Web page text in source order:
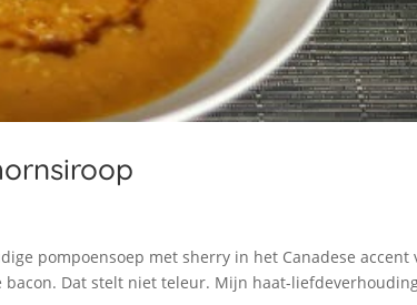
pompoensoep met sherry in het Canadese accent
Dat stelt niet teleur. Mijn haat-